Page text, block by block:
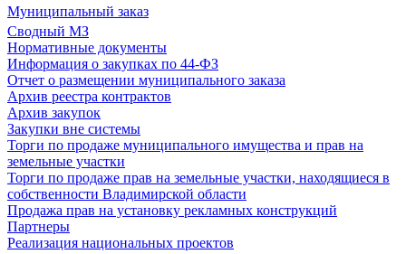
Муниципальный заказ
Сводный МЗ
Нормативные документы
Информация о закупках по 44-ФЗ
Отчет о размещении муниципального заказа
Архив реестра контрактов
Архив закупок
Закупки вне системы
Торги по продаже муниципального имущества и прав на
земельные участки
Торги по продаже прав на земельные участки, находящиеся в
собственности Владимирской области
Продажа прав на установку рекламных конструкций
Партнеры
Реализация национальных проектов